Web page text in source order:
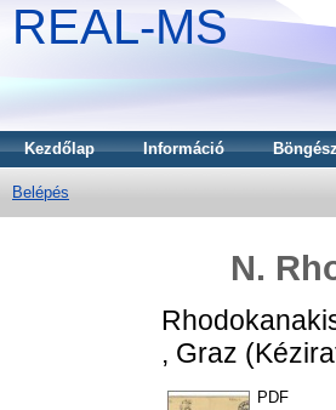
REAL-MS
Kezdőlap Információ
Belépés
N.
, Graz
PDF